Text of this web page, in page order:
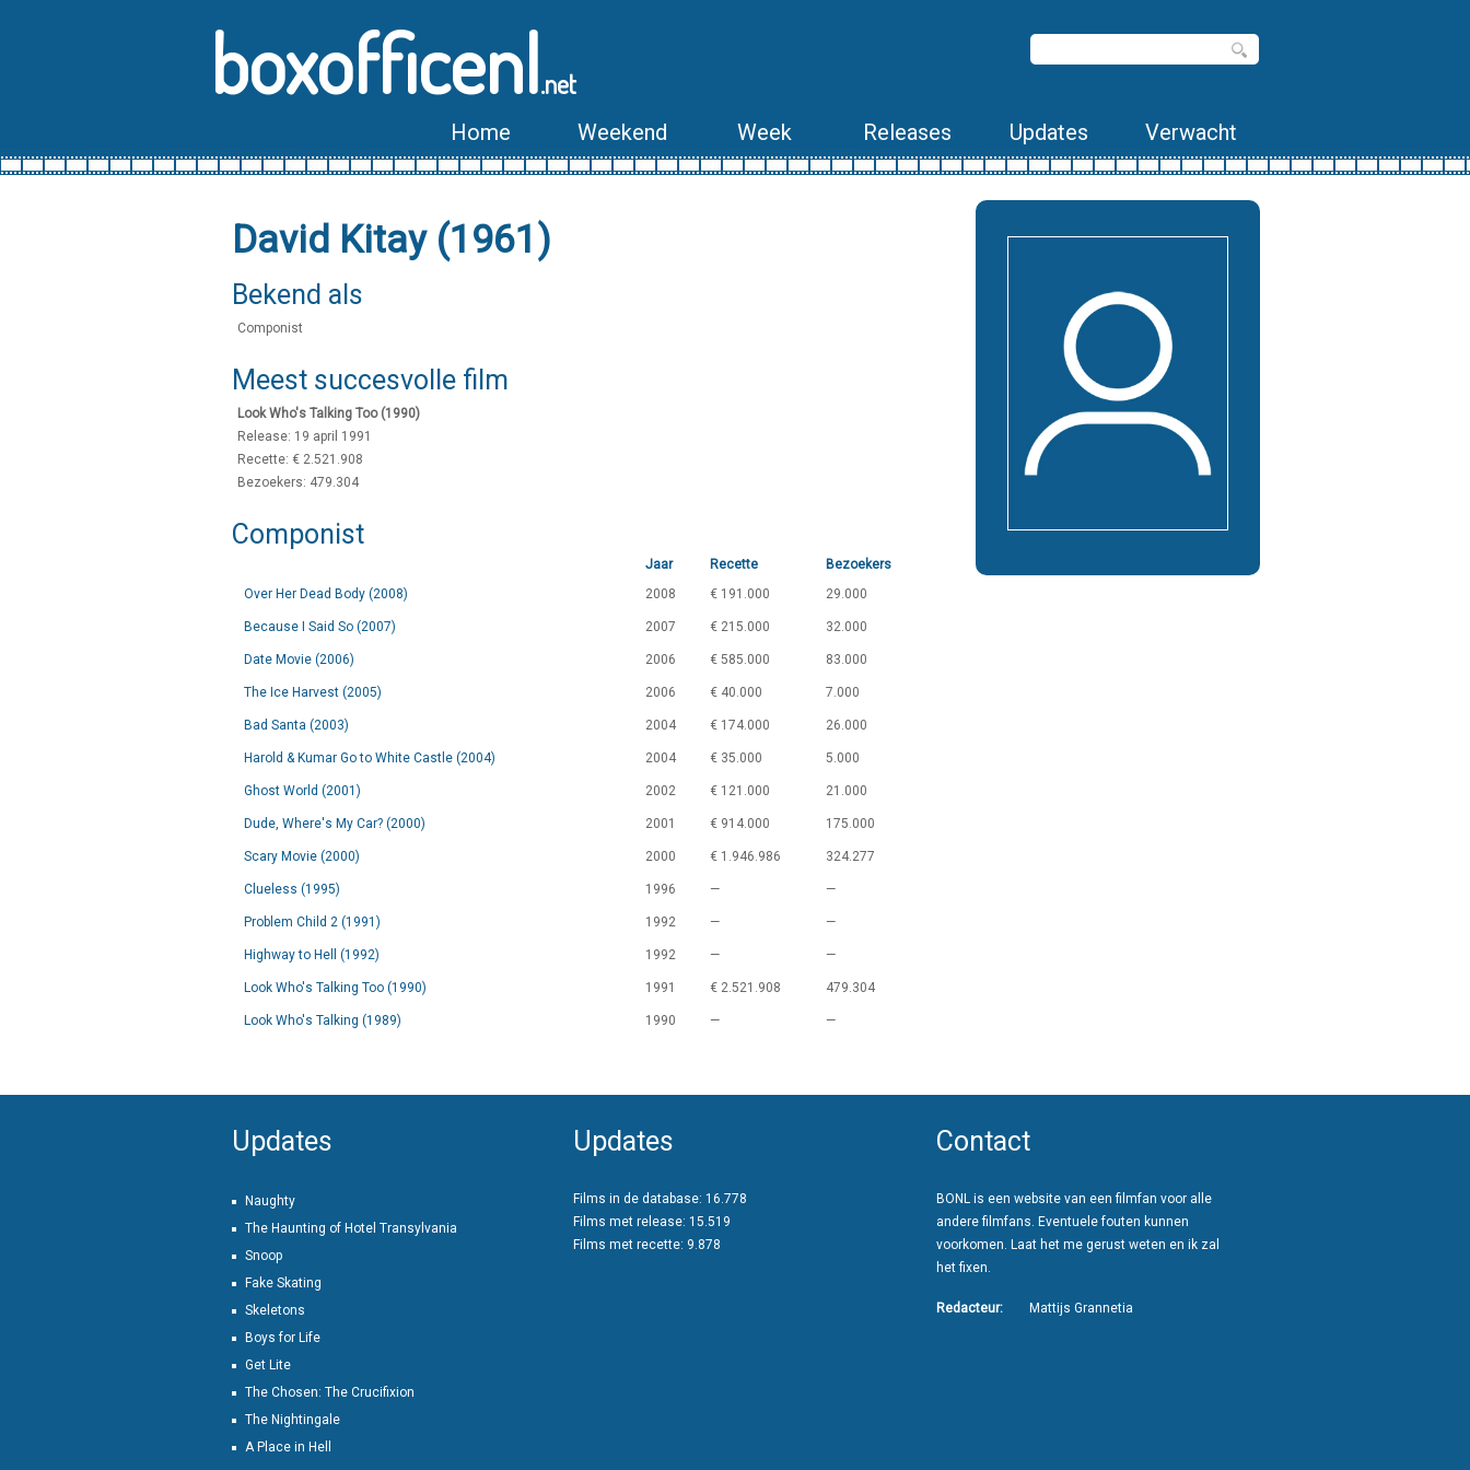
boxofficenl.net
Home Weekend Week Releases Updates Verwacht
David Kitay (1961)
Bekend als
Componist
Meest succesvolle film
Look Who's Talking Too (1990)
Release: 19 april 1991
Recette: € 2.521.908
Bezoekers: 479.304
Componist
Jaar Recette
Bezoekers
Over Her Dead Body (2008)
2008 € 191.000 29.000
Because I Said So (2007) 2007 € 215.000 32.000
Date Movie (2006) 2006 € 585.000 83.000
The Ice Harvest (2005) 2006 € 40.000 7.000
Bad Santa (2003) 2004 € 174.000 26.000
Harold & Kumar Go to White Castle (2004) 2004 € 35.000 5.000
Ghost World (2001) 2002 € 121.000 21.000
Dude, Where's My Car? (2000) 2001 € 914.000 175.000
Scary Movie (2000) 2000 € 1.946.986 324.277
Clueless (1995) 1996 — —
Problem Child 2 (1991) 1992 — —
Highway to Hell (1992) 1992 — —
Look Who's Talking Too (1990) 1991 € 2.521.908 479.304
Look Who's Talking (1989) 1990 — —
Updates
Naughty
The Haunting of Hotel Transylvania
Snoop
Fake Skating
Skeletons
Boys for Life
Get Lite
The Chosen: The Crucifixion
The Nightingale
A Place in Hell
Updates
Films in de database: 16.778
Films met release: 15.519
Films met recette: 9.878
Contact
BONL is een website van een filmfan voor alle
andere filmfans. Eventuele fouten kunnen
voorkomen. Laat het me gerust weten en ik zal
het fixen.
Redacteur: Mattijs Grannetia